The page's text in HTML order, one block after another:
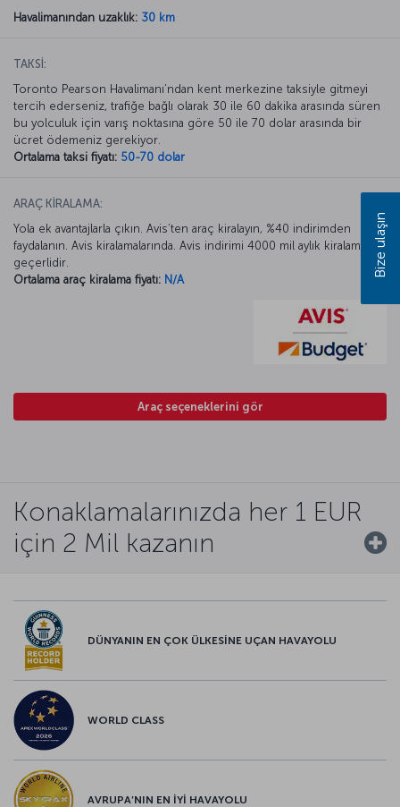
Havalimanından uzaklık: 30 km
TAKSİ:
Toronto Pearson Havalimanı’ndan kent merkezine taksiyle gitmeyi
tercih ederseniz, trafiğe bağlı olarak 30 ile 60 dakika arasında süren
bu yolculuk için varış noktasına göre 50 ile 70 dolar arasında bir
ücret ödemeniz gerekiyor.
Ortalama taksi fiyatı: 50-70 dolar
ARAÇ KİRALAMA:
Yola ek avantajlarla çıkın. Avis’ten araç kiralayın, %40 indirimden
faydalanın. Avis kiralamalarında. Avis indirimi 4000 mil aylık kiralamada
geçerlidir.
Ortalama araç kiralama fiyatı: N/A
Araç seçeneklerini gör
Konaklamalarınızda her 1 EUR
için 2 Mil kazanın
DÜNYANIN EN ÇOK ÜLKESİNE UÇAN HAVAYOLU
WORLD CLASS
AVRUPA’NIN EN İYİ HAVAYOLU
Bize ulaşın